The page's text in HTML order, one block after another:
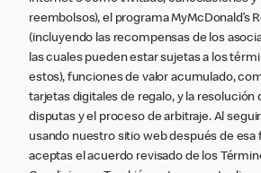
reembolsos), el programa MyMcDonald’s
(incluyendo las recompensas de los
las cuales pueden estar sujetas a los
estos), funciones de valor acumulado,
tarjetas digitales de regalo, y la resolución
disputas y el proceso de arbitraje. Al seguir
usando nuestro sitio web después de esa
aceptas el acuerdo revisado de los